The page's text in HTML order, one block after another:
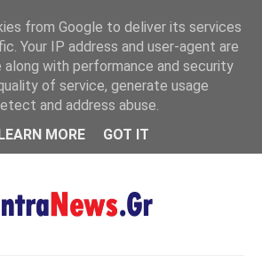
MENU
from Google to deliver its services
Your IP address and user-agent are
along with performance and security
of service, generate usage
and address abuse.
MORE
GOT IT